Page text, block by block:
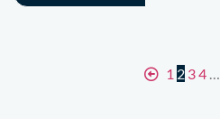
1 2 34 …